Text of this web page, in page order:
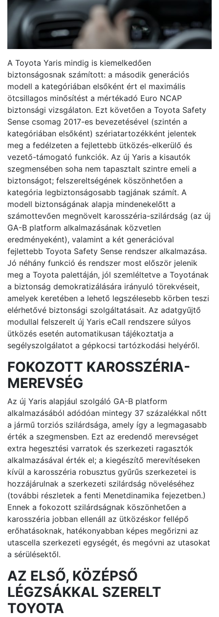
A Toyota Yaris mindig is kiemelkedően
biztonságosnak számított: a második generációs
modell a kategóriában elsőként ért el maximális
ötcsillagos minősítést a mértékadó Euro NCAP
biztonsági vizsgálaton. Ezt követően a Toyota Safety
Sense csomag 2017-es bevezetésével (szintén a
kategóriában elsőként) szériatartozékként jelentek
meg a fedélzeten a fejlettebb ütközés-elkerülő és
vezető-támogató funkciók. Az új Yaris a kisautók
szegmensében soha nem tapasztalt szintre emeli a
biztonságot; felszereltségének köszönhetően a
kategória legbiztonságosabb tagjának számít. A
modell biztonságának alapja mindenekelőtt a
számottevően megnövelt karosszéria-szilárdság (az új
GA-B platform alkalmazásának közvetlen
eredményeként), valamint a két generációval
fejlettebb Toyota Safety Sense rendszer alkalmazása.
Jó néhány funkció és rendszer most először jelenik
meg a Toyota palettáján, jól szemléltetve a Toyotának
a biztonság demokratizálására irányuló törekvéseit,
amelyek keretében a lehető legszélesebb körben teszi
elérhetővé biztonsági szolgáltatásait. Az adatgyűjtő
modullal felszerelt új Yaris eCall rendszere súlyos
ütközés esetén automatikusan tájékoztatja a
segélyszolgálatot a gépkocsi tartózkodási helyéről.
FOKOZOTT KAROSSZÉRIA-
MEREVSÉG
Az új Yaris alapjául szolgáló GA-B platform
alkalmazásából adódóan mintegy 37 százalékkal nőtt
a jármű torziós szilárdsága, amely így a legmagasabb
érték a szegmensben. Ezt az eredendő merevséget
extra hegesztési varratok és szerkezeti ragasztók
alkalmazásával érték el; a kiegészítő merevítéseken
kívül a karosszéria robusztus gyűrűs szerkezetei is
hozzájárulnak a szerkezeti szilárdság növeléséhez
(további részletek a fenti Menetdinamika fejezetben.)
Ennek a fokozott szilárdságnak köszönhetően a
karosszéria jobban ellenáll az ütközéskor fellépő
erőhatásoknak, hatékonyabban képes megőrizni az
utascella szerkezeti egységét, és megóvni az utasokat
a sérülésektől.
AZ ELSŐ, KÖZÉPSŐ
LÉGZSÁKKAL SZERELT
TOYOTA